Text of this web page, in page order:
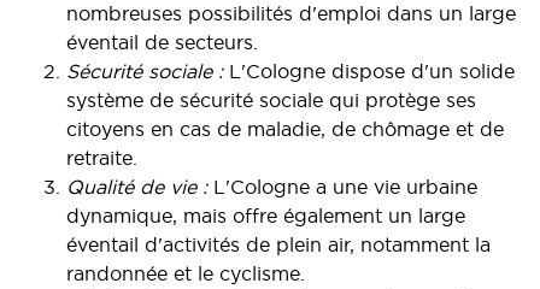
nombreuses possibilités d'emploi dans un large
éventail de secteurs.
Sécurité sociale :L'Cologne dispose d'un solide
système de sécurité sociale qui protège ses
citoyens en cas de maladie, de chômage et de
retraite.
Qualité de vie :L'Cologne a une vie urbaine
dynamique, mais offre également un large
éventail d'activités de plein air, notamment la
randonnée et le cyclisme.